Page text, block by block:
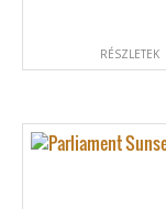
RÉSZLETEK